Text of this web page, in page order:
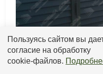
Пользуясь сайтом вы
согласие на обработку
cookie-файлов.